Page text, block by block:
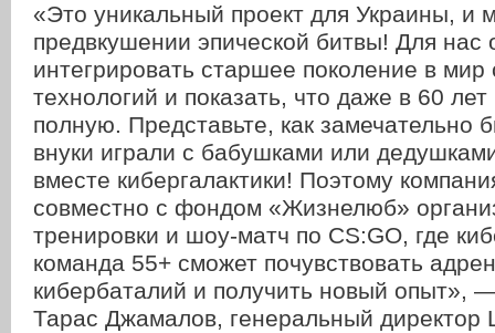
«Это уникальный проект для Украины, и
предвкушении эпической битвы! Для нас
интегрировать старшее поколение в
технологий и показать, что даже в 60
полную. Представьте, как замечательно
внуки играли с бабушками или
вместе кибергалактики! Поэтому
совместно с фондом «Жизнелюб»
тренировки и шоу-матч по CS:GO, где
команда 55+ сможет почувствовать
кибербаталий и получить новый опыт»,
Тарас Джамалов, генеральный директор